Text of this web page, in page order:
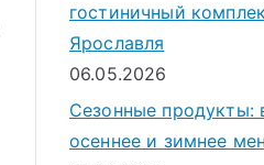
гостиничный
Ярославля
06.05.2026
Сезонные продукты:
осеннее и зимнее